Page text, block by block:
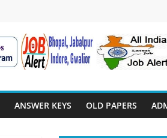
ANSWER KEYS OLD PAPERS